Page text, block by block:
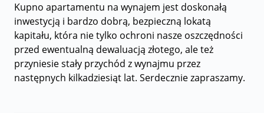
Kupno apartamentu na wynajem jest doskonałą
inwestycją i bardzo dobrą, bezpieczną lokatą
kapitału, która nie tylko ochroni nasze oszczędności
przed ewentualną dewaluacją złotego, ale też
przyniesie stały przychód z wynajmu przez
następnych kilkadziesiąt lat. Serdecznie zapraszamy.